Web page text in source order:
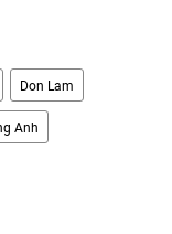
Don Lam
Anh